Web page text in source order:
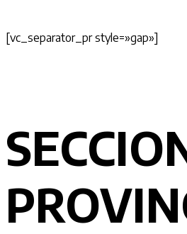
[vc_separator_pr style=»gap»]